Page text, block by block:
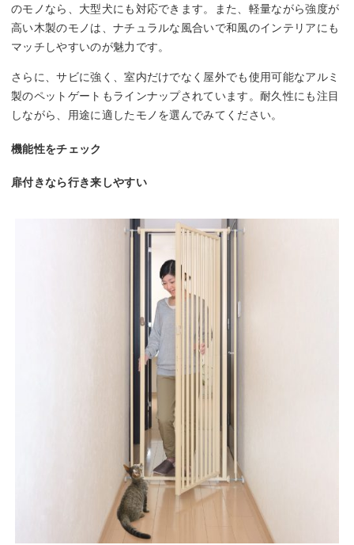
のモノなら、大型犬にも対応できます。また、軽量ながら強度が
高い木製のモノは、ナチュラルな風合いで和風のインテリアにも
マッチしやすいのが魅力です。
さらに、サビに強く、室内だけでなく屋外でも使用可能なアルミ
製のペットゲートもラインナップされています。耐久性にも注目
しながら、用途に適したモノを選んでみてください。
機能性をチェック
扉付きなら行き来しやすい